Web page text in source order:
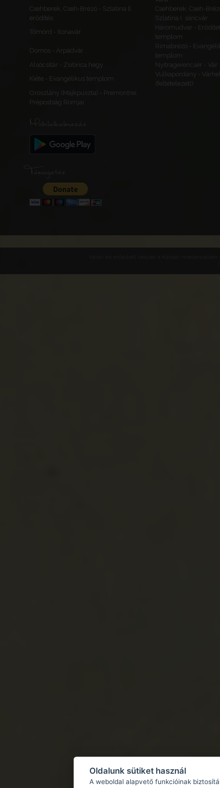
Csehberek, Cseh-Brézó - Szlatina II.
erődítés
Csehberek, Cseh-
Szlatina I. sáncvár
Tömörd - Ilonavár
Háromudvar -
templom
Dömös - Árpádvár
Rimabrézó -
templom
Alsócsitár - Zsibrica hegy
Nyitragerencsér - Vár
Kiéte - Evangélikus templom
Vulkapordány -
(feltételezett)
Oroszlány (Majkpuszta) - Premontrei
Prépostság Romjai
Mobilalkalmazás
Támogatás
Oldalunk sütiket használ
A weboldal alapvető funkcióinak